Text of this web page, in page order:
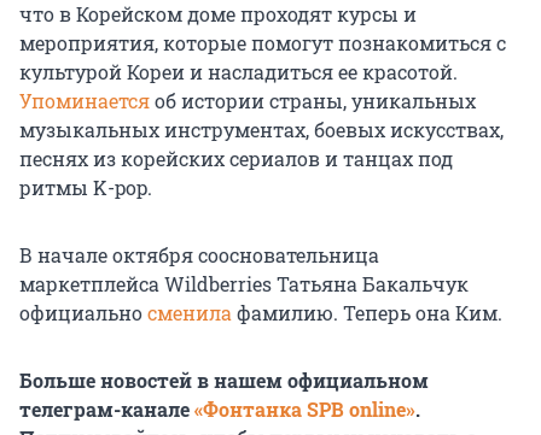
что в Корейском доме проходят курсы и
мероприятия, которые помогут познакомиться с
культурой Кореи и насладиться ее красотой.
Упоминаетсяоб истории страны, уникальных
музыкальных инструментах, боевых искусствах,
песнях из корейских сериалов и танцах под
ритмы K-pop.
В начале октября соосновательница
маркетплейса Wildberries Татьяна Бакальчук
официальносменила фамилию. Теперь она Ким.
Больше новостей в нашем официальном
телеграм-канале«Фонтанка SPB online».